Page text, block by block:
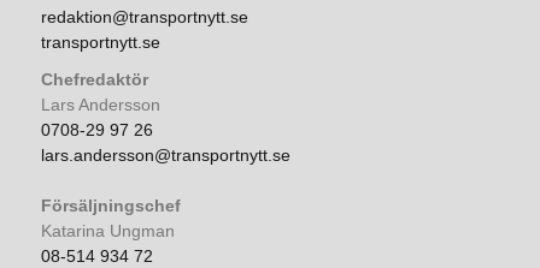
redaktion@transportnytt.se
transportnytt.se
Chefredaktör
Lars Andersson
0708-29 97 26
lars.andersson@transportnytt.se
Försäljningschef
Katarina Ungman
08-514 934 72